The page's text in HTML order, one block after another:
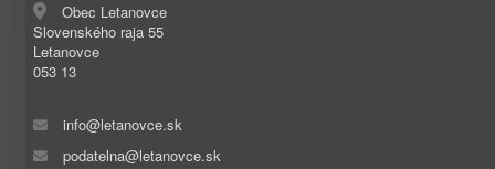
Obec Letanovce
Slovenského raja 55
Letanovce
053 13
info@letanovce.sk
podatelna@letanovce.sk